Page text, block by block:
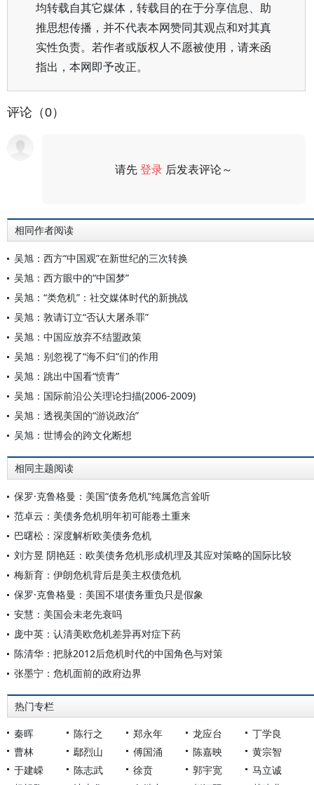
均转载自其它媒体，转载目的在于分享信息、助
推思想传播，并不代表本网赞同其观点和对其真
实性负责。若作者或版权人不愿被使用，请来函
指出，本网即予改正。
评论（0）
请先登录 后发表评论～
相同作者阅读
吴旭：西方“中国观”在新世纪的三次转换
吴旭：西方眼中的“中国梦”
吴旭：“类危机”：社交媒体时代的新挑战
吴旭：敦请订立“否认大屠杀罪”
吴旭：中国应放弃不结盟政策
吴旭：别忽视了“海不归”们的作用
吴旭：跳出中国看“愤青”
吴旭：国际前沿公关理论扫描(2006-2009)
吴旭：透视美国的“游说政治”
吴旭：世博会的跨文化断想
相同主题阅读
保罗·克鲁格曼：美国“债务危机”纯属危言耸听
范卓云：美债务危机明年初可能卷土重来
巴曙松：深度解析欧美债务危机
刘方昱 阴艳廷：欧美债务危机形成机理及其应对策略的国际比较
梅新育：伊朗危机背后是美主权债危机
保罗·克鲁格曼：美国不堪债务重负只是假象
安慧：美国会未老先衰吗
庞中英：认清美欧危机差异再对症下药
陈清华：把脉2012后危机时代的中国角色与对策
张墨宁：危机面前的政府边界
热门专栏
秦晖 陈行之 郑永年 龙应台
丁学良
曹林
鄢烈山 傅国涌 陈嘉映
黄宗智
于建嵘
陈志武 徐贲 郭宇宽
马立诚